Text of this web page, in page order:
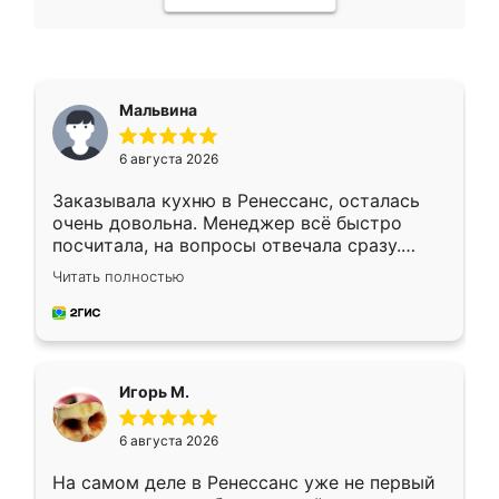
Мальвина
6 августа 2026
Заказывала кухню в Ренессанс, осталась
очень довольна. Менеджер всё быстро
посчитала, на вопросы отвечала сразу.
Замерщик приехал в субботу, подошёл к
делу со всей ответственностью. Собрали
за день, ребята работали аккуратно, даже
Читать полностью
Игорь М.
6 августа 2026
На самом деле в Ренессанс уже не первый